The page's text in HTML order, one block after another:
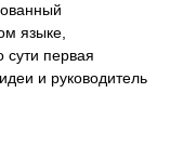
языке,
сути первая
и руководитель